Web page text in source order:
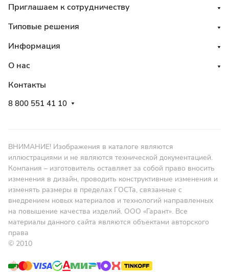
Приглашаем к сотрудничеству
Типовые решения
Информация
О нас
Контакты
8 800 551 41 10
ВНИМАНИЕ! Изображения в каталоге являются
иллюстрациями и не являются технической документацией.
Компания – изготовитель оставляет за собой право вносить
изменения в дизайн, проводить конструктивные изменения и
изменять размеры в пределах ГОСТа, связанные с
внедрением новых материалов и технологий направленных
на повышение качества изделий. ООО «Гарант». Все
материалы данного сайта являются объектами авторского
права
© 2010